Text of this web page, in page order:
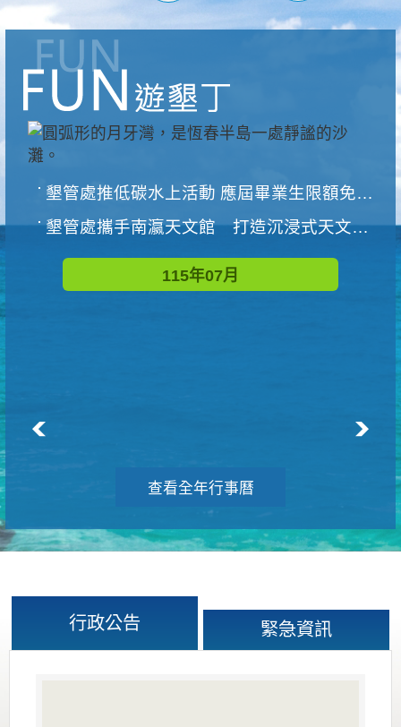
墾管處推低碳水上活動 應屆畢業生限額免費參加
墾管處攜手南瀛天文館 打造沉浸式天文探索營隊
115年07月
查看全年行事曆
行政公告 緊急資訊